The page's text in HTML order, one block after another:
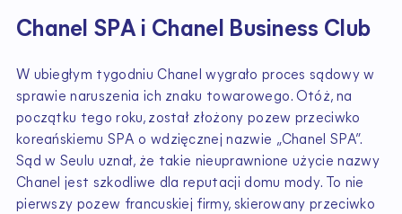
Chanel SPA i Chanel Business Club
W ubiegłym tygodniu Chanel wygrało proces sądowy w
sprawie naruszenia ich znaku towarowego. Otóż, na
początku tego roku, został złożony pozew przeciwko
koreańskiemu SPA o wdzięcznej nazwie „Chanel SPA”.
Sąd w Seulu uznał, że takie nieuprawnione użycie nazwy
Chanel jest szkodliwe dla reputacji domu mody. To nie
pierwszy pozew francuskiej firmy, skierowany przeciwko